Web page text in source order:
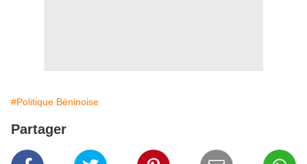
#Politique Béninoise
Partager